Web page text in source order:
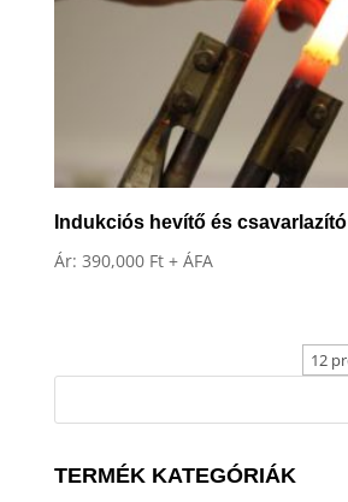
Indukciós hevítő és csavarlazító
Ár: 390,000 Ft + ÁFA
TERMÉK KATEGÓRIÁK